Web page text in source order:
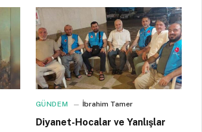
GÜNDEM İbrahim Tamer
Diyanet-Hocalar ve Yanlışlar